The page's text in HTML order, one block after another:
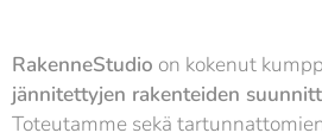
RakenneStudio on kokenut
jännitettyjen rakenteiden
Toteutamme sekä